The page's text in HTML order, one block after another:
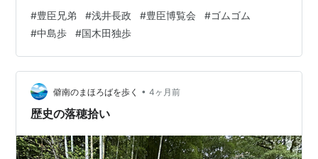
では？博覧会場で見た「浅井長政像」とだいぶ違うと言
うてる。 そりゃ、あの時代にあんな背の高い人は、なか
なかおらんかったやろ。 BS18時からテレビ見て、お風呂
に入りテキストで復習して又２０時にテレビを見るとい
う謎の行動。できれば、受験生の時熱心に勉強して欲し
かったよ。 博覧会で、色々買い込ん…
#豊臣兄弟 #浅井長政 #豊臣博覧会 #ゴムゴム
#中島歩 #国木田独歩
僻南のまほろばを歩く • 4ヶ月前
歴史の落穂拾い